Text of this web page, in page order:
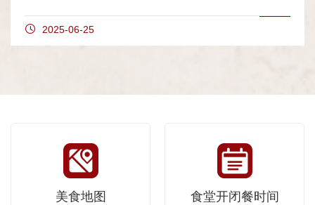
2025-06-25
美食地图 食堂开闭餐时间